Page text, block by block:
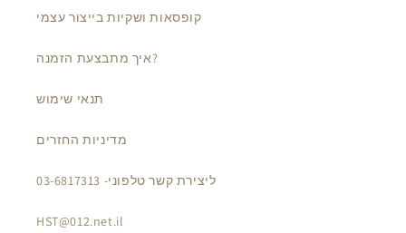
קופסאות ושקיות בייצור עצמי
איך מתבצעת הזמנה?
תנאי שימוש
מדיניות החזרים
ליצירת קשר טלפוני- 03-6817313
HST@012.net.il